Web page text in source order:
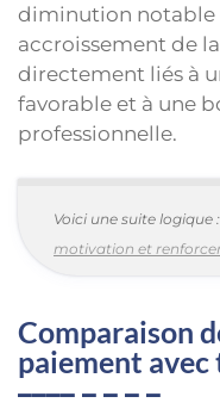
diminution notable
accroissement de
directement liés à
favorable et à une
professionnelle.
Voici une suite logique :
motivation et
Comparaison
paiement